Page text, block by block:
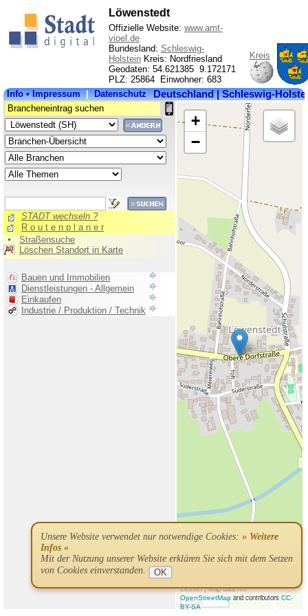
Löwenstedt
Offizielle Website: www.amt-
vioel.de
Bundesland: Schleswig-
Holstein Kreis: Nordfriesland
Geodaten: 54.621385 9.172171
PLZ: 25864 Einwohner: 683
Kreis
Unsere Website verwendet nur notwendige Cookies: » Weitere
Infos «
Mit der Nutzung unserer Website erklären Sie sich mit dem Setzen
von Cookies einverstanden.
OK